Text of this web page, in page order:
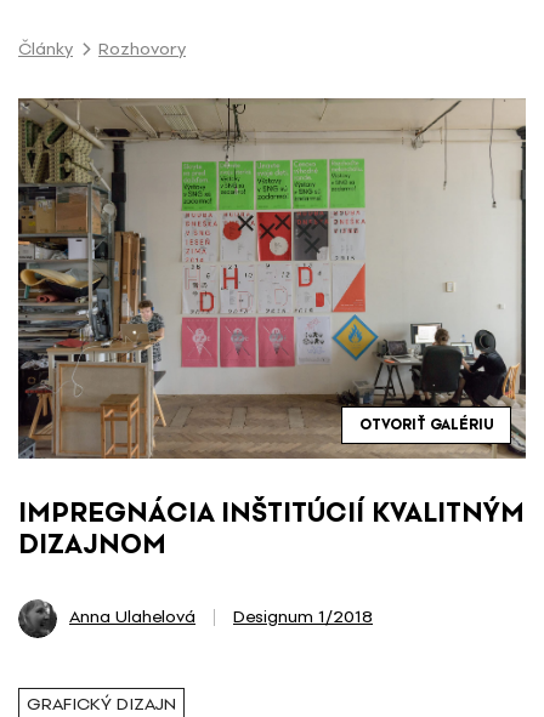
Články Rozhovory
OTVORIŤ GALÉRIU
IMPREGNÁCIA INŠTITÚCIÍ KVALITNÝM
DIZAJNOM
Anna Ulahelová Designum 1/2018
GRAFICKÝ DIZAJN